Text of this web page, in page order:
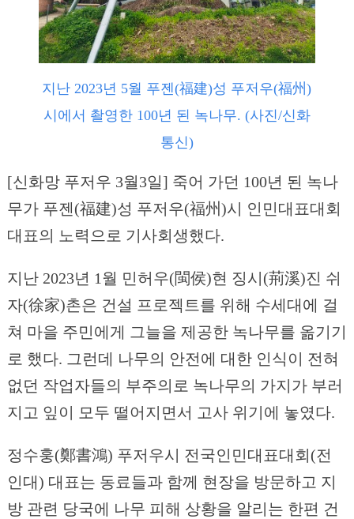
지난 2023년 5월 푸젠(福建)성 푸저우(福州)
시에서 촬영한 100년 된 녹나무. (사진/신화
통신)
[신화망 푸저우 3월3일] 죽어 가던 100년 된 녹나
무가 푸젠(福建)성 푸저우(福州)시 인민대표대회
대표의 노력으로 기사회생했다.
지난 2023년 1월 민허우(閩侯)현 징시(荊溪)진 쉬
자(徐家)촌은 건설 프로젝트를 위해 수세대에 걸
쳐 마을 주민에게 그늘을 제공한 녹나무를 옮기기
로 했다. 그런데 나무의 안전에 대한 인식이 전혀
없던 작업자들의 부주의로 녹나무의 가지가 부러
지고 잎이 모두 떨어지면서 고사 위기에 놓였다.
정수훙(鄭書鴻) 푸저우시 전국인민대표대회(전
인대) 대표는 동료들과 함께 현장을 방문하고 지
방 관련 당국에 나무 피해 상황을 알리는 한편 건